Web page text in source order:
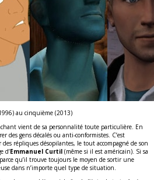
au cinquième (2013)
vient de sa personnalité toute particulière. En
des gens décalés ou anti-conformistes. C’est
répliques désopilantes, le tout accompagné de son
d’Emmanuel Curtil (même si il est américain). Si sa
qu’il trouve toujours le moyen de sortir une
dans n’importe quel type de situation.